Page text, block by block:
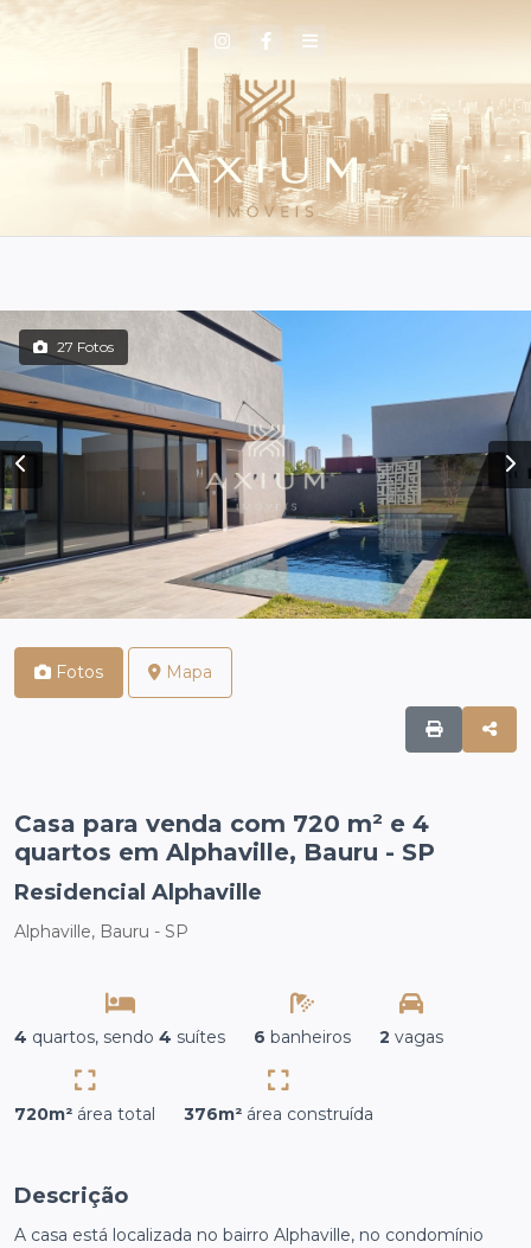
27 Fotos
Fotos Mapa
Casa para venda com 720 m² e 4
quartos em Alphaville, Bauru - SP
Residencial Alphaville
Alphaville, Bauru - SP
4 quartos, sendo 4 suítes 6 banheiros 2 vagas
720m² área total 376m² área construída
Descrição
A casa está localizada no bairro Alphaville, no condomínio